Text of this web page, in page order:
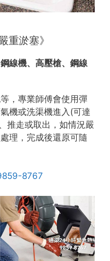
重淤塞》
鋼線機、高壓槍、鋼線
，專業師傅會使用彈
機或洗渠機進入(可達
推走或取出，如情況嚴
理，完成後還原可隨
8767